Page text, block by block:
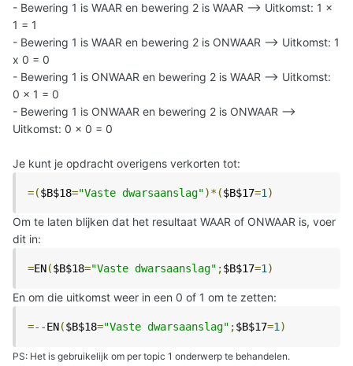
- Bewering 1 is WAAR en bewering 2 is WAAR --> Uitkomst: 1 x
1 = 1
- Bewering 1 is WAAR en bewering 2 is ONWAAR --> Uitkomst: 1
x 0 = 0
- Bewering 1 is ONWAAR en bewering 2 is WAAR --> Uitkomst:
0 x 1 = 0
- Bewering 1 is ONWAAR en bewering 2 is ONWAAR -->
Uitkomst: 0 x 0 = 0
Je kunt je opdracht overigens verkorten tot:
=($B$18="Vaste dwarsaanslag")*($B$17=1)
Om te laten blijken dat het resultaat WAAR of ONWAAR is, voer
dit in:
=EN($B$18="Vaste dwarsaanslag" ;$B$17=1)
En om die uitkomst weer in een 0 of 1 om te zetten:
=--EN($B$18="Vaste dwarsaanslag" ;$B$17=1)
PS: Het is gebruikelijk om per topic 1 onderwerp te behandelen.